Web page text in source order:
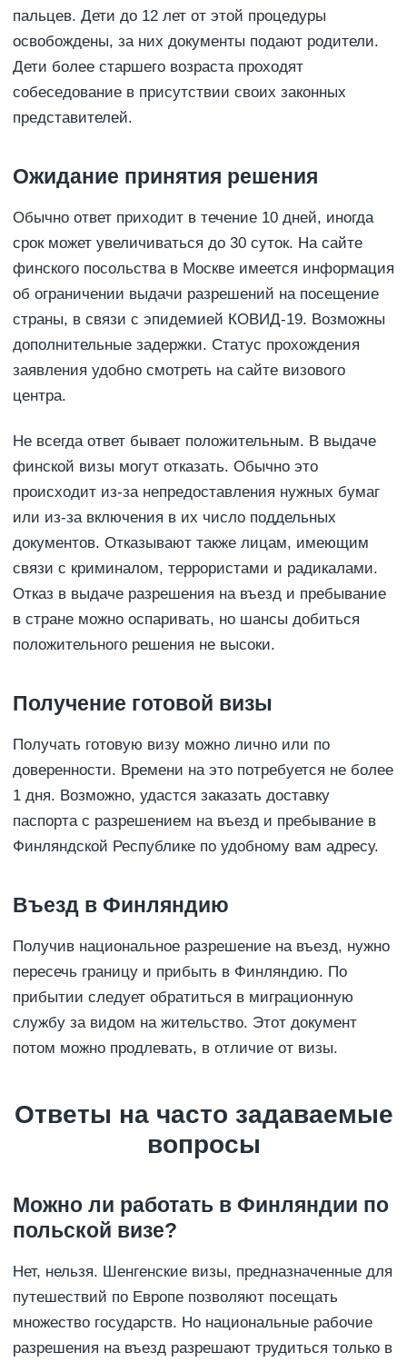
пальцев. Дети до 12 лет от этой процедуры
освобождены, за них документы подают родители.
Дети более старшего возраста проходят
собеседование в присутствии своих законных
представителей.
Ожидание принятия решения
Обычно ответ приходит в течение 10 дней, иногда
срок может увеличиваться до 30 суток. На сайте
финского посольства в Москве имеется информация
об ограничении выдачи разрешений на посещение
страны, в связи с эпидемией КОВИД-19. Возможны
дополнительные задержки. Статус прохождения
заявления удобно смотреть на сайте визового
центра.
Не всегда ответ бывает положительным. В выдаче
финской визы могут отказать. Обычно это
происходит из-за непредоставления нужных бумаг
или из-за включения в их число поддельных
документов. Отказывают также лицам, имеющим
связи с криминалом, террористами и радикалами.
Отказ в выдаче разрешения на въезд и пребывание
в стране можно оспаривать, но шансы добиться
положительного решения не высоки.
Получение готовой визы
Получать готовую визу можно лично или по
доверенности. Времени на это потребуется не более
1 дня. Возможно, удастся заказать доставку
паспорта с разрешением на въезд и пребывание в
Финляндской Республике по удобному вам адресу.
Въезд в Финляндию
Получив национальное разрешение на въезд, нужно
пересечь границу и прибыть в Финляндию. По
прибытии следует обратиться в миграционную
службу за видом на жительство. Этот документ
потом можно продлевать, в отличие от визы.
Ответы на часто задаваемые
вопросы
Можно ли работать в Финляндии по
польской визе?
Нет, нельзя. Шенгенские визы, предназначенные для
путешествий по Европе позволяют посещать
множество государств. Но национальные рабочие
разрешения на въезд разрешают трудиться только в